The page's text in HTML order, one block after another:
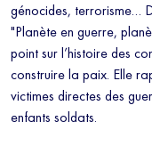
génocides, terrorisme…
"Planète en guerre,
point sur l’histoire des
construire la paix. Elle
victimes directes des
enfants soldats.
prenez connaissance de
à tout moment vous
figure en bas de chaque